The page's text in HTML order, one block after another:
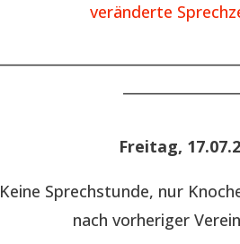
veränderte
Freitag,
Keine Sprechstunde, nur
nach vorheriger